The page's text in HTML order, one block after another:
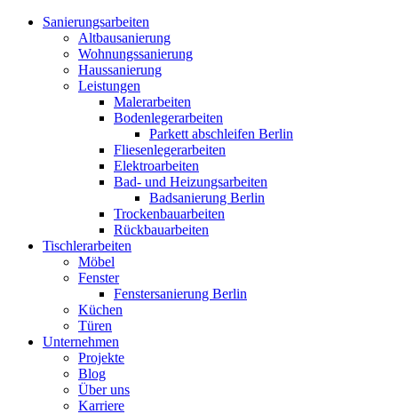
Sanierungsarbeiten
Altbausanierung
Wohnungssanierung
Haussanierung
Leistungen
Malerarbeiten
Bodenlegerarbeiten
Parkett abschleifen Berlin
Fliesenlegerarbeiten
Elektroarbeiten
Bad- und Heizungsarbeiten
Badsanierung Berlin
Trockenbauarbeiten
Rückbauarbeiten
Tischlerarbeiten
Möbel
Fenster
Fenstersanierung Berlin
Küchen
Türen
Unternehmen
Projekte
Blog
Über uns
Karriere